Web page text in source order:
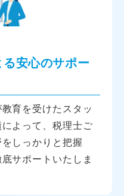
安心のサポー
育を受けたスタッ
よって、税理士ご
しっかりと把握
サポートいたしま